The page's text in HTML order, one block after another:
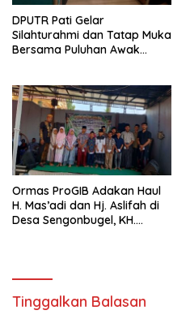
DPUTR Pati Gelar
Silahturahmi dan Tatap Muka
Bersama Puluhan Awak
Ormas ProGIB Adakan Haul
H. Mas’adi dan Hj. Aslifah di
Desa Sengonbugel, KH.
Tinggalkan Balasan